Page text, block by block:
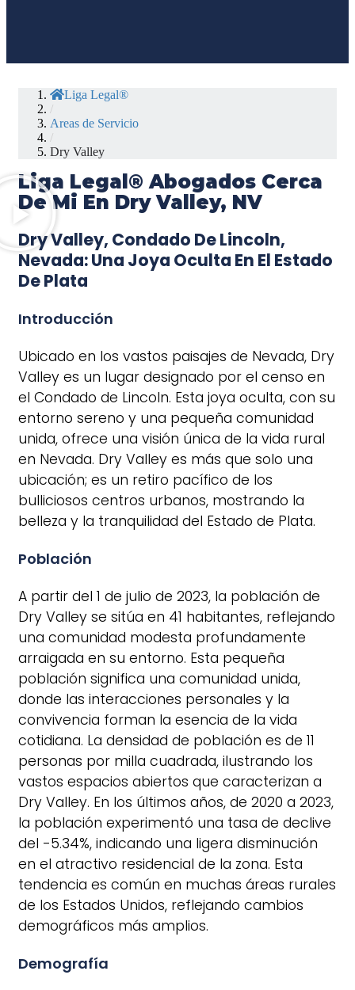
Liga Legal®
/
Areas de Servicio
/
Dry Valley
Liga Legal® Abogados Cerca
De Mi En Dry Valley, NV
Dry Valley, Condado De Lincoln,
Nevada: Una Joya Oculta En El Estado
De Plata
Introducción
Ubicado en los vastos paisajes de Nevada, Dry
Valley es un lugar designado por el censo en
el Condado de Lincoln. Esta joya oculta, con su
entorno sereno y una pequeña comunidad
unida, ofrece una visión única de la vida rural
en Nevada. Dry Valley es más que solo una
ubicación; es un retiro pacífico de los
bulliciosos centros urbanos, mostrando la
belleza y la tranquilidad del Estado de Plata.
Población
A partir del 1 de julio de 2023, la población de
Dry Valley se sitúa en 41 habitantes, reflejando
una comunidad modesta profundamente
arraigada en su entorno. Esta pequeña
población significa una comunidad unida,
donde las interacciones personales y la
convivencia forman la esencia de la vida
cotidiana. La densidad de población es de 11
personas por milla cuadrada, ilustrando los
vastos espacios abiertos que caracterizan a
Dry Valley. En los últimos años, de 2020 a 2023,
la población experimentó una tasa de declive
del -5.34%, indicando una ligera disminución
en el atractivo residencial de la zona. Esta
tendencia es común en muchas áreas rurales
de los Estados Unidos, reflejando cambios
demográficos más amplios.
Demografía